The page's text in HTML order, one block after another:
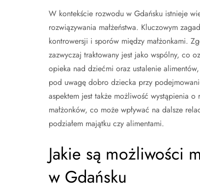
W kontekście rozwodu w Gdańsku istnieje
rozwiązywania małżeństwa. Kluczowym
kontrowersji i sporów między małżonkami.
zazwyczaj traktowany jest jako wspólny, co
opieka nad dziećmi oraz ustalenie
pod uwagę dobro dziecka przy
aspektem jest także możliwość wystąpienia
małżonków, co może wpływać na dalsze
podziałem majątku czy alimentami.
Jakie są możliwości
w Gdańsku